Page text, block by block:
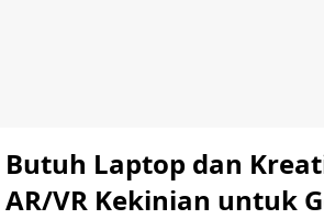
Butuh Laptop dan
AR/VR Kekinian untuk